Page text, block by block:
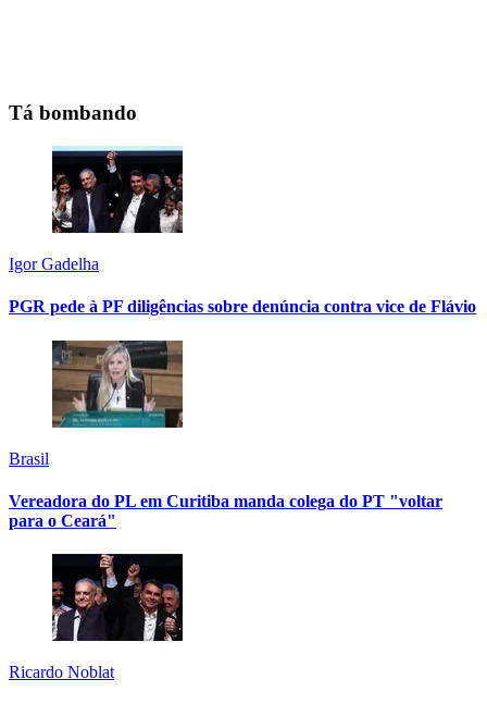
Tá bombando
Igor Gadelha
PGR pede à PF diligências sobre denúncia contra vice de Flávio
Brasil
Vereadora do PL em Curitiba manda colega do PT "voltar
para o Ceará"
Ricardo Noblat